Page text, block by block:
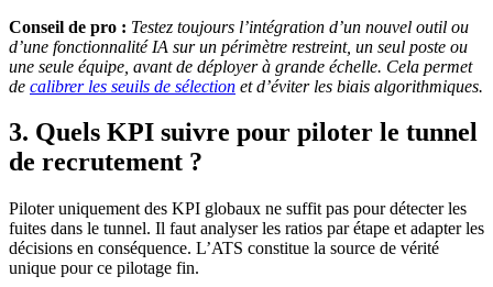
Conseil de pro : Testez toujours l’intégration d’un nouvel outil ou
d’une fonctionnalité IA sur un périmètre restreint, un seul poste ou
une seule équipe, avant de déployer à grande échelle. Cela permet
de calibrer les seuils de sélection et d’éviter les biais algorithmiques.
3. Quels KPI suivre pour piloter le tunnel
de recrutement ?
Piloter uniquement des KPI globaux ne suffit pas pour détecter les
fuites dans le tunnel. Il faut analyser les ratios par étape et adapter les
décisions en conséquence. L’ATS constitue la source de vérité
unique pour ce pilotage fin.